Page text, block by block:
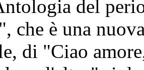
del
che è una
di "Ciao